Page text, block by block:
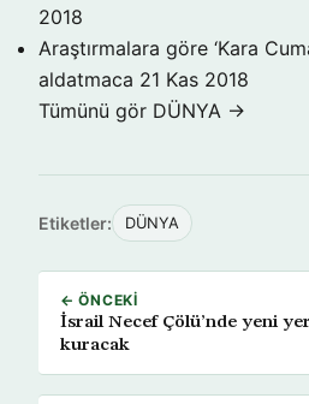
2018
Araştırmalara göre ‘Kara
aldatmaca 21 Kas 2018
Tümünü gör DÜNYA →
Etiketler: DÜNYA
← ÖNCEKI
İsrail Necef Çölü’nde yeni
kuracak